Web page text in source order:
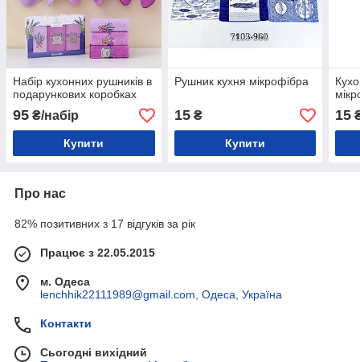
Набір кухонних рушників в
подарункових коробках
95 ₴/набір
Купити
Рушник кухня мікрофібра
15₴
Купити
15
Про нас
82% позитивних з 17 відгуків за рік
Працює з 22.05.2015
м. Одеса
lenchhik22111989@gmail.com, Одеса, Україна
Контакти
Сьогодні вихідний